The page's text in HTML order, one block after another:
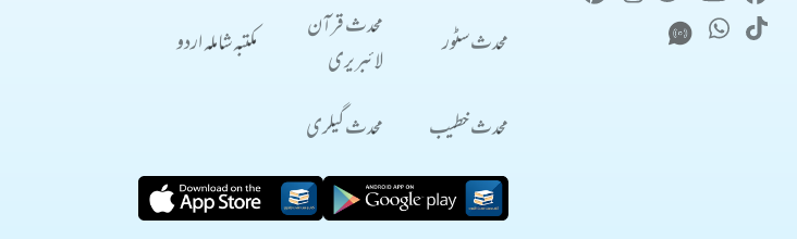
محدث سٹور
محدث قرآن
لائبریری
مکتبہ شاملہ اردو
محدث خطیب محدث گیلری